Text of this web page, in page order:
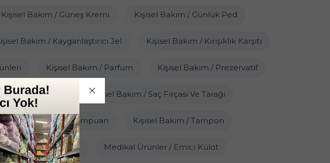
Kişisel Bakım / Güneş Kremi Kişisel Bakım / Günlük Ped
Bakım / Kayganlaştırıcı Jel Kişisel Bakım / Kırışıklık Karşıtı
Kişisel Bakım / Parfüm Kişisel Bakım / Prezervatif
/ Saç Boyası Kişisel Bakım / Saç Fırçası Ve Tarağı
Kişisel Bakım / Şampuan Kişisel Bakım / Tampon
Pişirici Blender Medikal Ürünler / Emici Külot